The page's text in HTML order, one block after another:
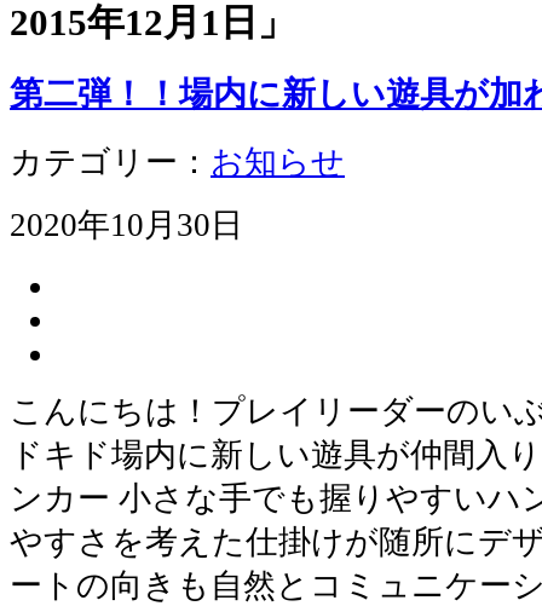
2015年12月1日 」
第二弾！！場内に新しい遊具が加
カテゴリー： お知らせ
2020年10月30日
こんにちは！プレイリーダーのい
ドキド場内に新しい遊具が仲間入
ンカー 小さな手でも握りやすいハ
やすさを考えた仕掛けが随所にデ
ートの向きも自然とコミュニケー